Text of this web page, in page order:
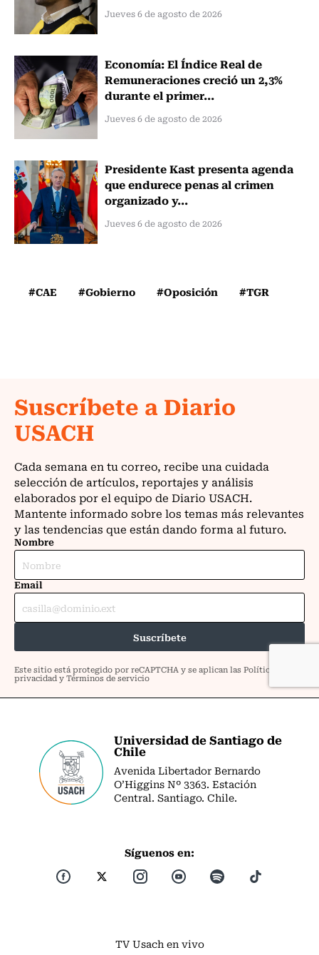
Jueves 6 de agosto de 2026
Economía: El Índice Real de
Remuneraciones creció un 2,3%
durante el primer...
Jueves 6 de agosto de 2026
Presidente Kast presenta agenda
que endurece penas al crimen
organizado y...
Jueves 6 de agosto de 2026
#CAE #Gobierno #Oposición #TGR
Universidad de Santiago de
Chile
Avenida Libertador Bernardo
O’Higgins Nº 3363. Estación
Central. Santiago. Chile.
Síguenos en:
TV Usach en vivo